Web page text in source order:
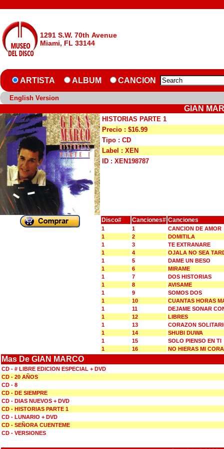
1291 S.W. 70th Avenue
Miami, FL 33144
ARTISTA ALBUM CANCION
English Version
GIAN
HISTORIAS PARTE 1
Precio : $16.99
Tipo : CD
Label : XEN
ID : XEN198787
Disco# Canciones# Canciones
1 1
CANCION DE AMOR
1
2
DOMITILA
1
3
TE EXTRANARE
1
4
OJALA NO SEA
1
5
DAME UN BESO
1
6
MIRAME
1
7
DOS HISTORIAS
1
8
AVISAME
1
9
SOMOS DOS
1
10
CUANTAS HORAS
1
11
DEJAME SONAR
1
12
LIBRES
1
13
CORAZON
1
14
SHUBI DUWA
1
15
SOLO PIENSO EN TI
1
16 NO HIERAS MI
Mas De GIAN MARCO
CD - # LIBRE EDICION ESPECIAL + DVD
CD - 20 AÑOS
CD - 8
CD - DE SIEMPRE
CD - DIAS NUEVOS + DVD
CD - HISTORIAS PARTE 1
CD - LUNARIO + DVD
CD - SEÑORA CUENTEME
CD - VERSIONES